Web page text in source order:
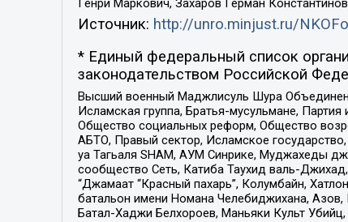
Генри Маркович, Захаров Герман
Источник: http://unro.minjust.ru/
* Единый федеральный список
законодательством Российской
Высший военный Маджлисуль Шура
Исламская группа, Братья-мусульмане,
Общество социальных реформ, Общество
АБТО, Правый сектор, Исламское
уа Тагьаля SHAM, АУМ Синрике, Муджахеды
сообщество Сеть, Катиба Таухид валь-
“Джамаат “Красный пахарь”, Колумбайн,
батальон имени Номана Челебиджихана,
Батал-Хаджи Белхороев, Маньяки Культ